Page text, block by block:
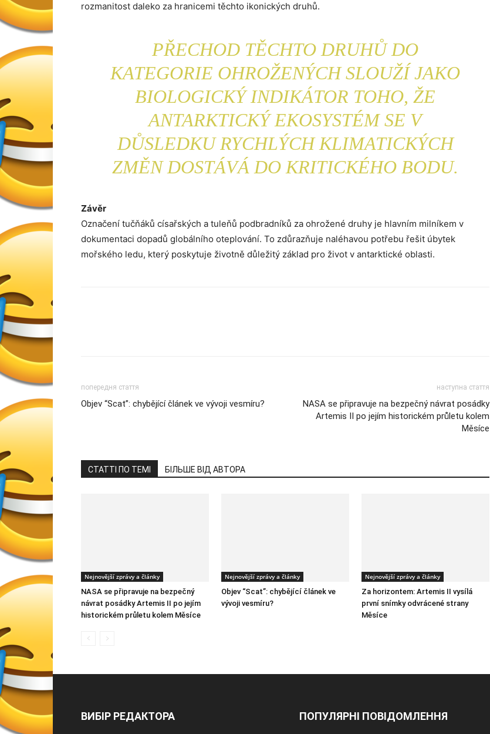
rozmanitost daleko za hranicemi těchto ikonických druhů.
PŘECHOD TĚCHTO DRUHŮ DO
KATEGORIE OHROŽENÝCH SLOUŽÍ JAKO
BIOLOGICKÝ INDIKÁTOR TOHO, ŽE
ANTARKTICKÝ EKOSYSTÉM SE V
DŮSLEDKU RYCHLÝCH KLIMATICKÝCH
ZMĚN DOSTÁVÁ DO KRITICKÉHO BODU.
Závěr
Označení tučňáků císařských a tuleňů podbradníků za ohrožené druhy je hlavním milníkem v
dokumentaci dopadů globálního oteplování. To zdůrazňuje naléhavou potřebu řešit úbytek
mořského ledu, který poskytuje životně důležitý základ pro život v antarktické oblasti.
попередня стаття
Objev “Scat”: chybějící článek ve vývoji vesmíru?
наступна стаття
NASA se připravuje na bezpečný návrat posádky
Artemis II po jejím historickém průletu kolem
Měsíce
СТАТТІ ПО ТЕМІ БІЛЬШЕ ВІД АВТОРА
Nejnovější zprávy a články
NASA se připravuje na bezpečný
návrat posádky Artemis II po jejím
historickém průletu kolem Měsíce
Nejnovější zprávy a články
Objev “Scat”: chybějící článek ve
vývoji vesmíru?
Nejnovější zprávy a články
Za horizontem: Artemis II vysílá
první snímky odvrácené strany
Měsíce
ВИБІР РЕДАКТОРА ПОПУЛЯРНІ ПОВІДОМЛЕННЯ